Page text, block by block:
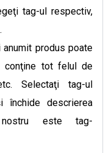
tag-ul respectiv,
produs poate
tot felul de
Selectaţi tag-ul
închide descrierea
este tag-